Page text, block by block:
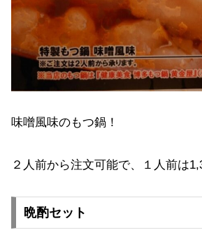
味噌風味のもつ鍋！
２人前から注文可能で、１人前は
晩酌セット